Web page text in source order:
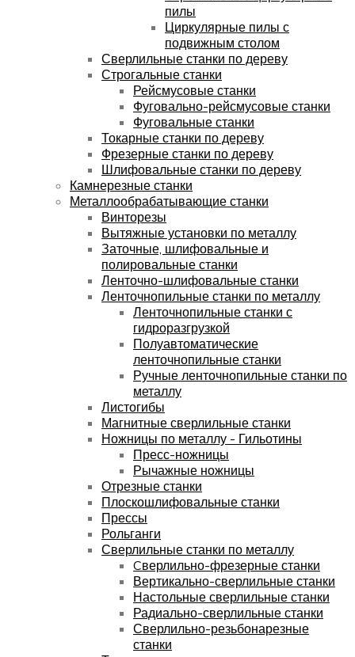
пилы
Циркулярные пилы с
подвижным столом
Сверлильные станки по дереву
Строгальные станки
Рейсмусовые станки
Фуговально-рейсмусовые станки
Фуговальные станки
Токарные станки по дереву
Фрезерные станки по дереву
Шлифовальные станки по дереву
Камнерезные станки
Металлообрабатывающие станки
Винторезы
Вытяжные установки по металлу
Заточные, шлифовальные и
полировальные станки
Ленточно-шлифовальные станки
Ленточнопильные станки по металлу
Ленточнопильные станки с
гидроразгрузкой
Полуавтоматические
ленточнопильные станки
Ручные ленточнопильные станки по
металлу
Листогибы
Магнитные сверлильные станки
Ножницы по металлу - Гильотины
Пресс-ножницы
Рычажные ножницы
Отрезные станки
Плоскошлифовальные станки
Прессы
Рольганги
Сверлильные станки по металлу
Cверлильно-фрезерные станки
Вертикально-сверлильные станки
Настольные сверлильные станки
Радиально-сверлильные станки
Сверлильно-резьбонарезные
станки